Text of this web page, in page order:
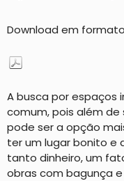
Download em formato
A busca por espaços
comum, pois além de
pode ser a opção
ter um lugar bonito e
tanto dinheiro, um
obras com bagunça